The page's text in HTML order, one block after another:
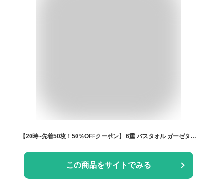
【20時~先着50枚！50％OFFクーポン】 6重 バスタオル ガーゼタオル ガーゼ タオル 赤ちゃん 湯上がり おくるみ くすみカラー 単品 ベビー 新生児 赤ちゃん イブル 正方形 ふわふわ やわらか くすみカラー かわいい お祝い
この商品をサイトでみる